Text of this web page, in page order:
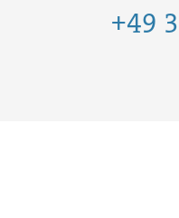
+49